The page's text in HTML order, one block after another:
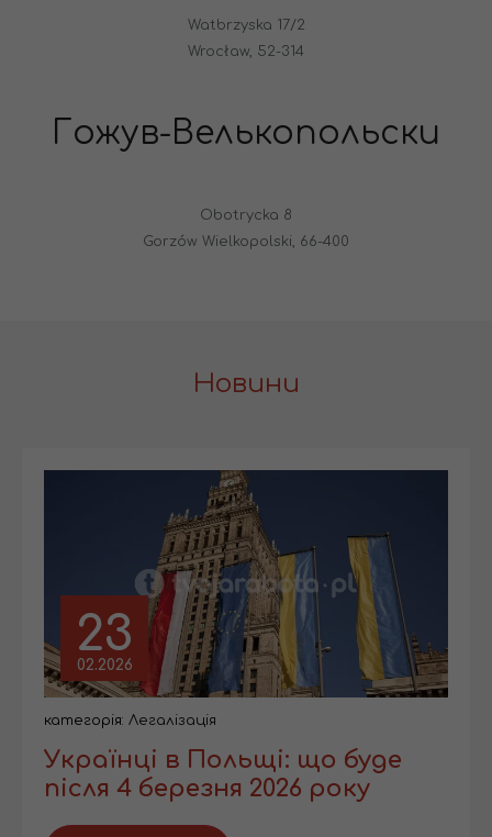
Watbrzyska 17/2
Wrocław, 52-314
Гожув-Велькопольски
Obotrycka 8
Gorzów Wielkopolski, 66-400
Новини
23
02.2026
категорія: Легалізація
Українці в Польщі: що буде
після 4 березня 2026 року